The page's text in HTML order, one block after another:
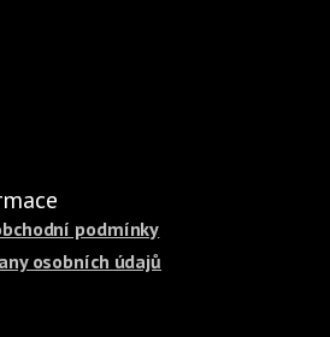
podmínky
osobních údajů